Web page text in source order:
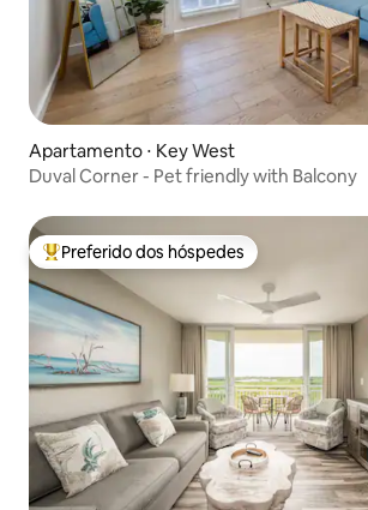
Apartamento ⋅ Key West
Duval Corner - Pet friendly with Balcony
Entre os melhores preferidos dos hóspedes
Preferido dos hóspedes